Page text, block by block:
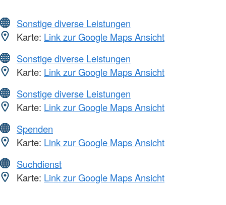
Sonstige diverse Leistungen
Karte: Link zur Google Maps Ansicht
Sonstige diverse Leistungen
Karte: Link zur Google Maps Ansicht
Sonstige diverse Leistungen
Karte: Link zur Google Maps Ansicht
Spenden
Karte: Link zur Google Maps Ansicht
Suchdienst
Karte: Link zur Google Maps Ansicht